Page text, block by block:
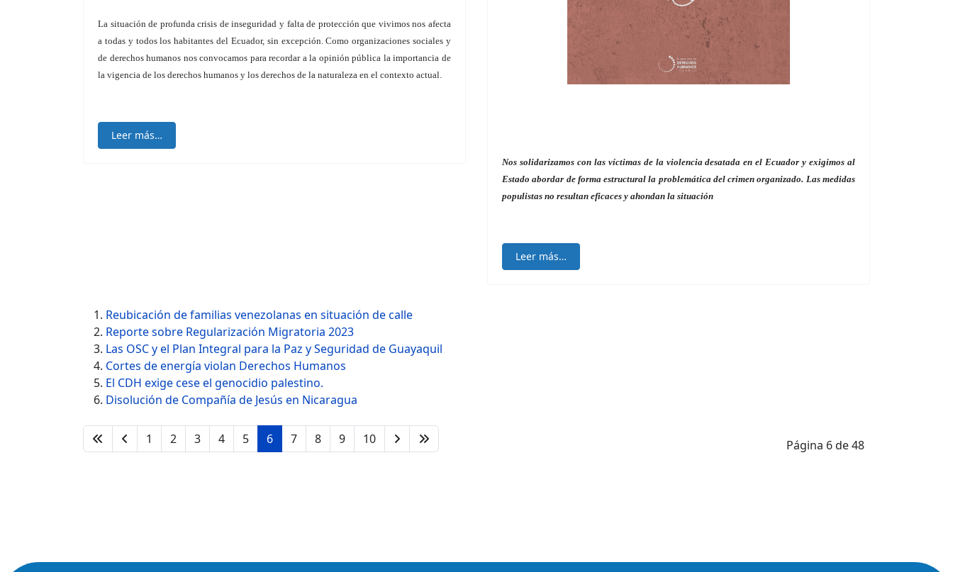
La situación de profunda crisis de inseguridad y falta de protección que vivimos nos afecta
a todas y todos los habitantes del Ecuador, sin excepción. Como organizaciones sociales y
de derechos humanos nos convocamos para recordar a la opinión pública la importancia de
la vigencia de los derechos humanos y los derechos de la naturaleza en el contexto actual.
Leer más…
Nos solidarizamos con las víctimas de la violencia desatada en el Ecuador y exigimos al
Estado abordar de forma estructural la problemática del crimen organizado. Las medidas
populistas no resultan eficaces y ahondan la situación
Leer más…
Reubicación de familias venezolanas en situación de calle
Reporte sobre Regularización Migratoria 2023
Las OSC y el Plan Integral para la Paz y Seguridad de Guayaquil
Cortes de energía violan Derechos Humanos
El CDH exige cese el genocidio palestino.
Disolución de Compañía de Jesús en Nicaragua
Página 6 de 48
1 2 3 4 5 6 7 8 9 10